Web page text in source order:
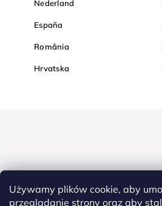
Używamy plików cookie, aby
przeglądanie strony oraz aby
Nederland
España
România
Hrvatska